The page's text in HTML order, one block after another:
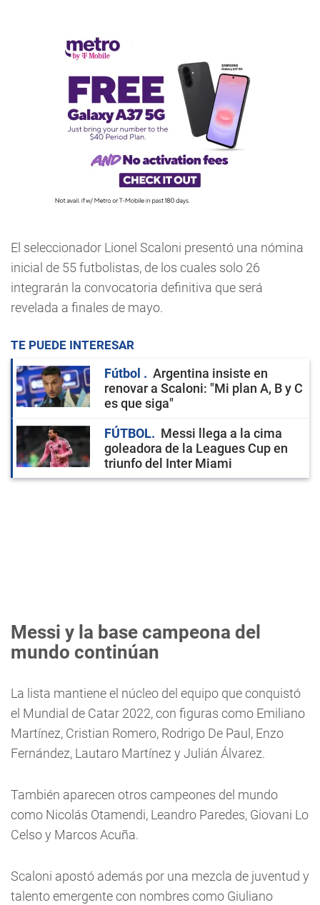
El seleccionador Lionel Scaloni presentó una nómina
inicial de 55 futbolistas, de los cuales solo 26
integrarán la convocatoria definitiva que será
revelada a finales de mayo.
TE PUEDE INTERESAR
Fútbol
Argentina insiste en
renovar a Scaloni: "Mi plan A, B y C
es que siga"
FÚTBOL
Messi llega a la cima
goleadora de la Leagues Cup en
triunfo del Inter Miami
Messi y la base campeona del
mundo continúan
La lista mantiene el núcleo del equipo que conquistó
el Mundial de Catar 2022, con figuras como Emiliano
Martínez, Cristian Romero, Rodrigo De Paul, Enzo
Fernández, Lautaro Martínez y Julián Álvarez.
También aparecen otros campeones del mundo
como Nicolás Otamendi, Leandro Paredes, Giovani Lo
Celso y Marcos Acuña.
Scaloni apostó además por una mezcla de juventud y
talento emergente con nombres como Giuliano